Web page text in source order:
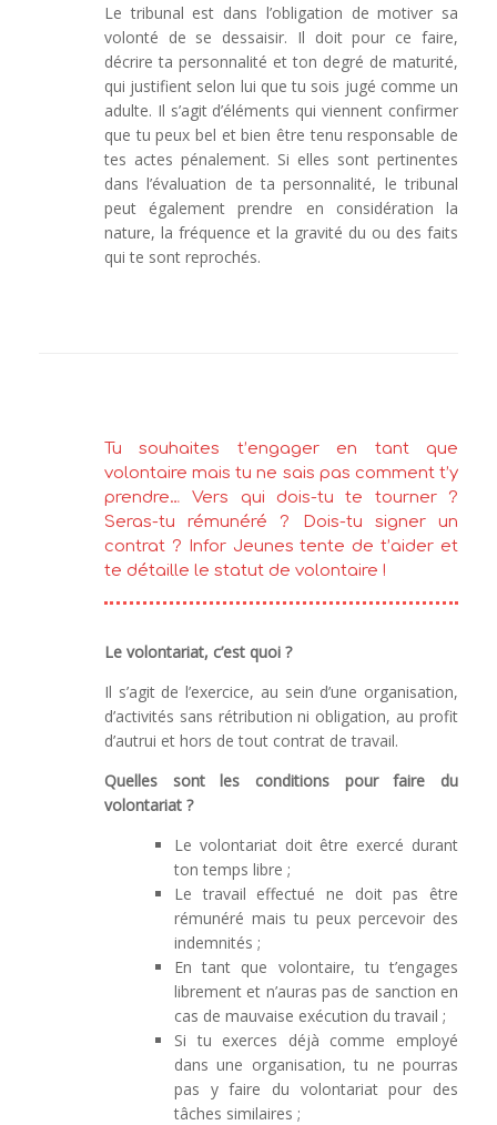
Le tribunal est dans l’obligation de motiver sa
volonté de se dessaisir. Il doit pour ce faire,
décrire ta personnalité et ton degré de maturité,
qui justifient selon lui que tu sois jugé comme un
adulte. Il s’agit d’éléments qui viennent confirmer
que tu peux bel et bien être tenu responsable de
tes actes pénalement. Si elles sont pertinentes
dans l’évaluation de ta personnalité, le tribunal
peut également prendre en considération la
nature, la fréquence et la gravité du ou des faits
qui te sont reprochés.
Tu souhaites t’engager en tant que
volontaire mais tu ne sais pas comment t’y
prendre… Vers qui dois-tu te tourner ?
Seras-tu rémunéré ? Dois-tu signer un
contrat ? Infor Jeunes tente de t’aider et
te détaille le statut de volontaire !
Le volontariat, c’est quoi ?
Il s’agit de l’exercice, au sein d’une organisation,
d’activités sans rétribution ni obligation, au profit
d’autrui et hors de tout contrat de travail.
Quelles sont les conditions pour faire du
volontariat ?
Le volontariat doit être exercé durant
ton temps libre ;
Le travail effectué ne doit pas être
rémunéré mais tu peux percevoir des
indemnités ;
En tant que volontaire, tu t’engages
librement et n’auras pas de sanction en
cas de mauvaise exécution du travail ;
Si tu exerces déjà comme employé
dans une organisation, tu ne pourras
pas y faire du volontariat pour des
tâches similaires ;